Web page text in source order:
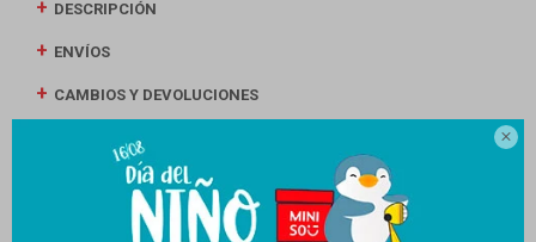

DESCRIPCIÓN
ENVÍOS
CAMBIOS Y DEVOLUCIONES
MEDIOS DE PAGO